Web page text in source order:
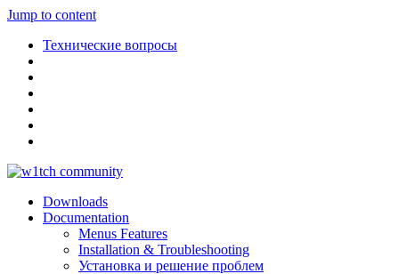
Jump to content
Технические вопросы
Downloads
Documentation
Menus Features
Installation & Troubleshooting
Установка и решение проблем